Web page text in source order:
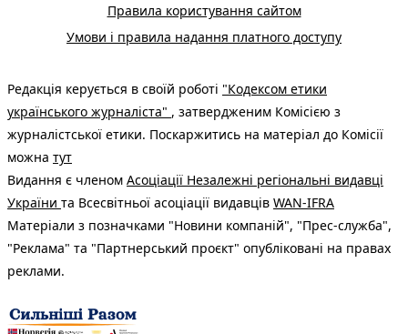
Правила користування сайтом
Умови і правила надання платного доступу
Редакція керується в своїй роботі "Кодексом етики
українського журналіста" , затвердженим Комісією з
журналістської етики. Поскаржитись на матеріал до Комісії
можна тут
Видання є членом Асоціації Незалежні регіональні видавці
України та Всесвітньої асоціації видавців WAN-IFRA
Матеріали з позначками "Новини компаній", "Прес-служба",
"Реклама" та "Партнерський проєкт" опубліковані на правах
реклами.